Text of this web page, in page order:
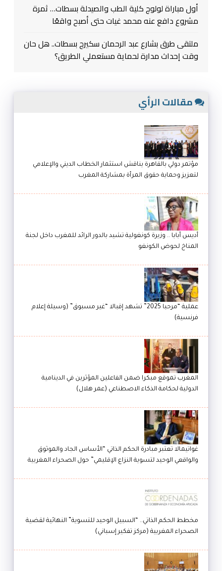
أول مباراة لولوج كلية الطب والصيدلة بسطات… ثمرة
مشروع دافع عنه محمد غيات حتى أصبح واقعًا
ملتقى طرق بشارع عبد الرحمان سكيرج بسطات.. هل حان
وقت إحداث مدارة لحماية مستعملي الطريق؟
مقالات الرأي
مؤتمر دولي بالقاهرة يناقش استثمار الخطاب الديني والإعلامي
لتعزيز وحماية حقوق المرأة بمشاركة المغرب
أديس أبابا .. وزيرة كونغولية تشيد بالدور الرائد للمغرب داخل لجنة
المناخ لحوض الكونغو
عملية “مرحبا 2025” تشهد إقبالا “غير مسبوق” (وسيلة إعلام
فرنسية)
المغرب تموقع مبكرا ضمن الفاعلين المؤثرين في الدينامية
الدولية لحكامة الذكاء الاصطناعي (عمر هلال)
غواتيمالا تعتبر مبادرة الحكم الذاتي “الأساس الجاد والموثوق
والواقعي الوحيد لتسوية النزاع الإقليمي” حول الصحراء المغربية
مخطط الحكم الذاتي.. “السبيل الوحيد للتسوية” النهائية لقضية
الصحراء المغربية (مركز تفكير إسباني)